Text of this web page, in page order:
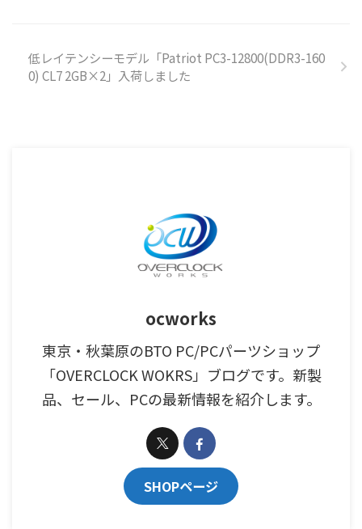
低レイテンシーモデル「Patriot PC3-12800(DDR3-160
0) CL7 2GB×2」入荷しました
ocworks
東京・秋葉原のBTO PC/PCパーツショップ
「OVERCLOCK WOKRS」ブログです。新製
品、セール、PCの最新情報を紹介します。
SHOPページ